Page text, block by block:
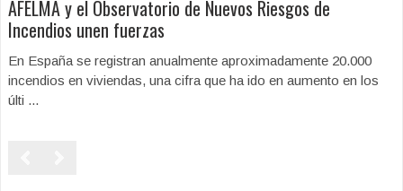
AFELMA y el Observatorio de Nuevos Riesgos de
Incendios unen fuerzas
En España se registran anualmente aproximadamente 20.000
incendios en viviendas, una cifra que ha ido en aumento en los
últi ...